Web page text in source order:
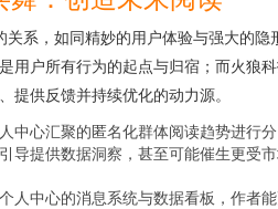
关系，如同精妙的用户体验与强大的隐
用户所有行为的起点与归宿；而火狼
提供反馈并持续优化的动力源。
中心汇聚的匿名化群体阅读趋势进行分
导提供数据洞察，甚至可能催生更受
个人中心的消息系统与数据看板，作者